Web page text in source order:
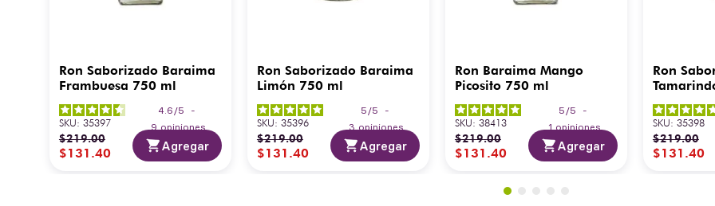
Ron Saborizado Baraima
Frambuesa 750 ml
4.6 /5
-
9 opiniones
SKU: 35397
$219.00
$131 .40 Agregar
Ron Saborizado Baraima
Limón 750 ml
5 /5
-
3 opiniones
SKU: 35396
$219.00
$131 .40 Agregar
Ron Baraima Mango
Picosito 750 ml
5 /5
-
1 opiniones
SKU: 38413
$219.00
$131 .40 Agregar
Ron
SKU: 35398
$219.00
$131 .40